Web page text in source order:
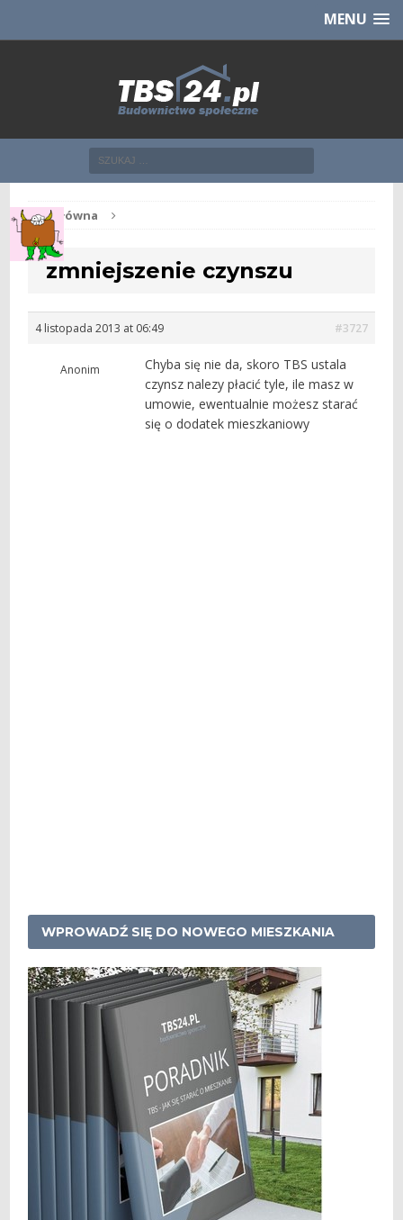
CHCĘ [klik]MENU
Str. główna
zmniejszenie czynszu
4 listopada 2013 at 06:49 #3727
Anonim
Chyba się nie da, skoro TBS ustala
czynsz nalezy płacić tyle, ile masz w
umowie, ewentualnie możesz starać
się o dodatek mieszkaniowy
WPROWADŹ SIĘ DO NOWEGO MIESZKANIA